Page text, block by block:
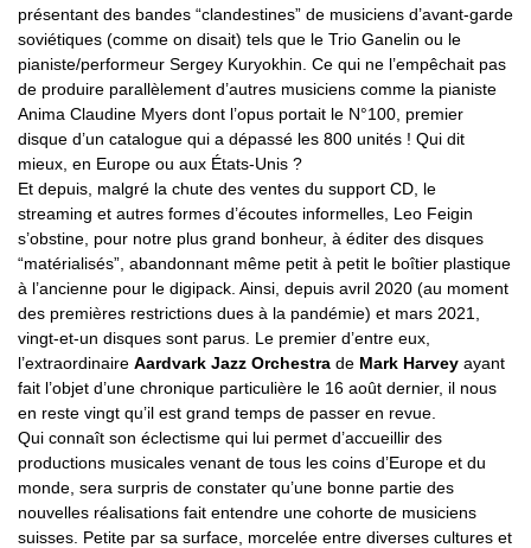
présentant des bandes “clandestines” de musiciens d’avant-garde
soviétiques (comme on disait) tels que le Trio Ganelin ou le
pianiste/performeur Sergey Kuryokhin. Ce qui ne l’empêchait pas
de produire parallèlement d’autres musiciens comme la pianiste
Anima Claudine Myers dont l’opus portait le N°100, premier
disque d’un catalogue qui a dépassé les 800 unités ! Qui dit
mieux, en Europe ou aux États-Unis ?
Et depuis, malgré la chute des ventes du support CD, le
streaming et autres formes d’écoutes informelles, Leo Feigin
s’obstine, pour notre plus grand bonheur, à éditer des disques
“matérialisés”, abandonnant même petit à petit le boîtier plastique
à l’ancienne pour le digipack. Ainsi, depuis avril 2020 (au moment
des premières restrictions dues à la pandémie) et mars 2021,
vingt-et-un disques sont parus. Le premier d’entre eux,
l’extraordinaire Aardvark Jazz Orchestra de Mark Harvey ayant
fait l’objet d’une chronique particulière le 16 août dernier, il nous
en reste vingt qu’il est grand temps de passer en revue.
Qui connaît son éclectisme qui lui permet d’accueillir des
productions musicales venant de tous les coins d’Europe et du
monde, sera surpris de constater qu’une bonne partie des
nouvelles réalisations fait entendre une cohorte de musiciens
suisses. Petite par sa surface, morcelée entre diverses cultures et